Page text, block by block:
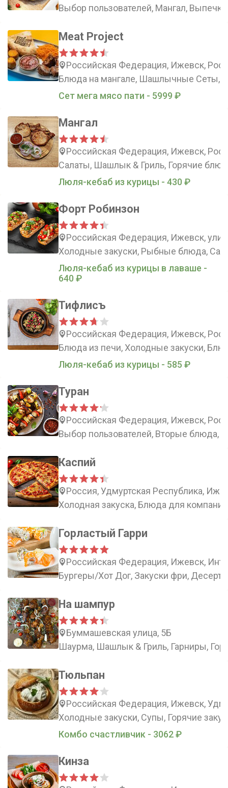
Выбор пользователей, Мангал,
Meat Project
Российская Федерация, Ижевск,
Блюда на мангале, Шашлычные Сеты,
Сет мега мясо пати - 5999 ₽
Мангал
Российская Федерация, Ижевск,
Салаты, Шашлык & Гриль, Горячие
Люля-кебаб из курицы - 430 ₽
Форт Робинзон
Российская Федерация, Ижевск,
Холодные закуски, Рыбные блюда,
Люля-кебаб из курицы в лаваше -
640 ₽
Тифлисъ
Российская Федерация, Ижевск,
Блюда из печи, Холодные закуски,
Люля-кебаб из курицы - 585 ₽
Туран
Российская Федерация, Ижевск,
Выбор пользователей, Вторые блюда,
Каспий
Россия, Удмуртская Республика,
Холодная закуска, Блюда для
Горластый Гарри
Российская Федерация, Ижевск,
Бургеры/Хот Дог, Закуски фри,
На шампур
Буммашевская улица, 5Б
Шаурма, Шашлык & Гриль, Гарниры,
Тюльпан
Российская Федерация, Ижевск,
Холодные закуски, Супы, Горячие
Комбо счастливчик - 3062 ₽
Кинза